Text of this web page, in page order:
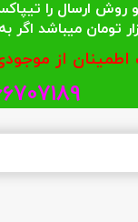
کمتر از 200 هزار
از